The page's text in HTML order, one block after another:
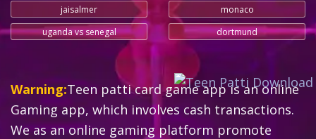
jaisalmer
monaco
uganda vs senegal
dortmund
Warning:Teen patti card game app is an online
Gaming app, which involves cash transactions.
We as an online gaming platform promote